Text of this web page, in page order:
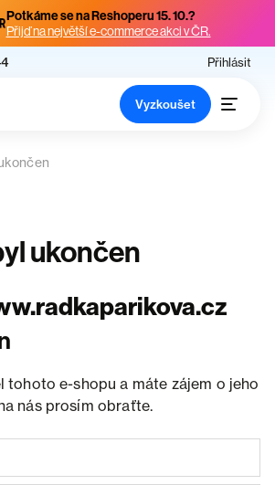
Potkáme se na Reshoperu 15. 10.?
Přijď na největší e-commerce akci v ČR.
Přihlásit
Vyzkoušet
ukončen
tohoto e-shopu a máte zájem o jeho
nás prosím obraťte.